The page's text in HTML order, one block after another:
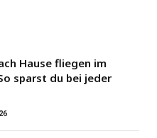
Hause fliegen im
sparst du bei jeder